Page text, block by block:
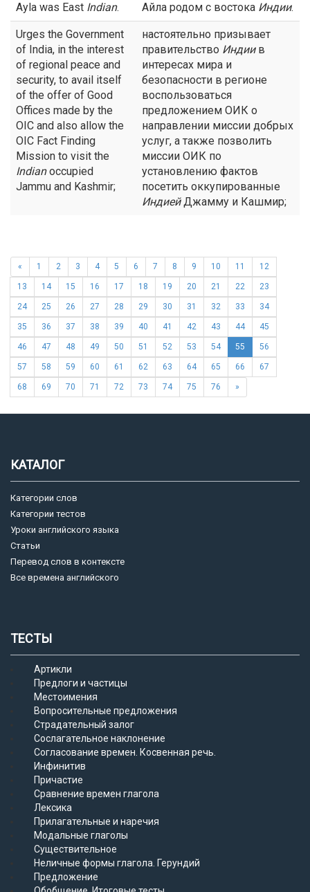
Ayla was East Indian. Айла родом с востока Индии.
Urges the Government
of India, in the interest
of regional peace and
security, to avail itself
of the offer of Good
Offices made by the
OIC and also allow the
OIC Fact Finding
Mission to visit the
Indianoccupied
Jammu and Kashmir;
настоятельно призывает
правительство Индиив
интересах мира и
безопасности в регионе
воспользоваться
предложением ОИК о
направлении миссии добрых
услуг, а также позволить
миссии ОИК по
установлению фактов
посетить оккупированные
ИндиейДжамму и Кашмир;
« 1 2 3 4 5 6 7 8 9 10 11 12
13 14 15 16 17 18 19 20 21 22 23
24 25 26 27 28 29 30 31 32 33 34
35 36 37 38 39 40 41 42 43 44 45
46 47 48 49 50 51 52 53 54 55 56
57 58 59 60 61 62 63 64 65 66 67
68 69 70 71 72 73 74 75 76 »
КАТАЛОГ
Категории слов
Категории тестов
Уроки английского языка
Статьи
Перевод слов в контексте
Все времена английского
ТЕСТЫ
Артикли
Предлоги и частицы
Местоимения
Вопросительные предложения
Страдательный залог
Сослагательное наклонение
Согласование времен. Косвенная речь.
Инфинитив
Причастие
Сравнение времен глагола
Лексика
Прилагательные и наречия
Модальные глаголы
Существительное
Неличные формы глагола. Герундий
Предложение